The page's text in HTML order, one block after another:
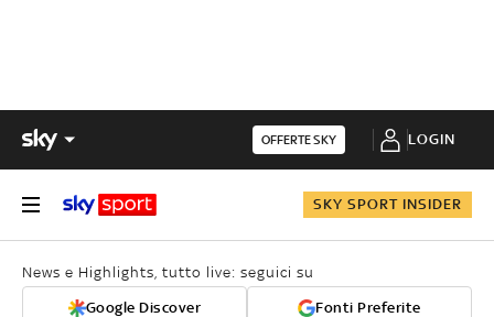
OFFERTE SKY LOGIN
SKY SPORT INSIDER
News e Highlights, tutto live: seguici su
Google Discover Fonti Preferite